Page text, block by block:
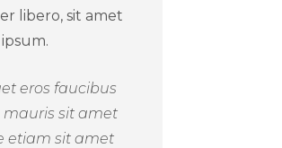
libero, sit amet
eros faucibus
mauris sit amet
etiam sit amet